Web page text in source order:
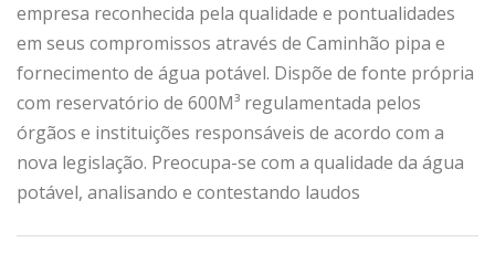
empresa reconhecida pela qualidade e pontualidades
em seus compromissos através de Caminhão pipa e
fornecimento de água potável. Dispõe de fonte própria
com reservatório de 600M³ regulamentada pelos
órgãos e instituições responsáveis de acordo com a
nova legislação. Preocupa-se com a qualidade da água
potável, analisando e contestando laudos